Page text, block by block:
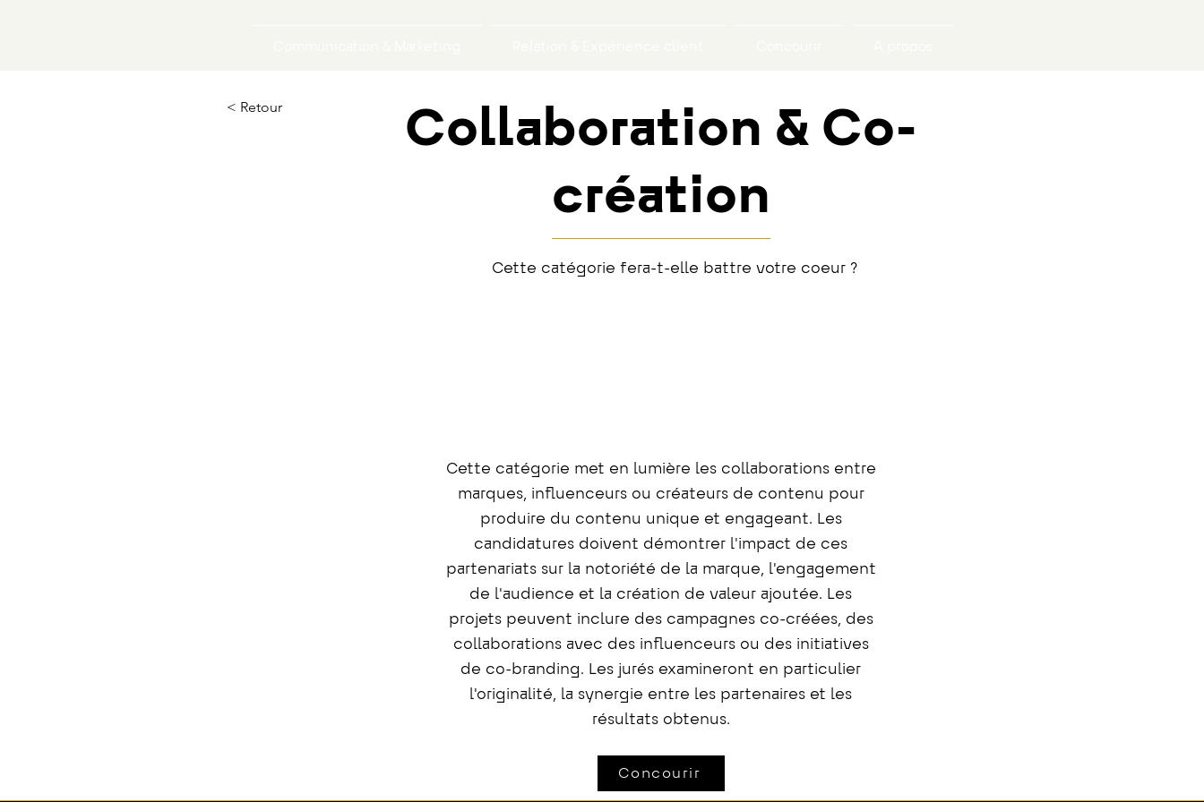
< Retour
Collaboration & Co-
création
Cette catégorie fera-t-elle battre votre coeur ?
Cette catégorie met en lumière les collaborations entre
marques, influenceurs ou créateurs de contenu pour
produire du contenu unique et engageant. Les
candidatures doivent démontrer l'impact de ces
partenariats sur la notoriété de la marque, l'engagement
de l'audience et la création de valeur ajoutée. Les
projets peuvent inclure des campagnes co-créées, des
collaborations avec des influenceurs ou des initiatives
de co-branding. Les jurés examineront en particulier
l'originalité, la synergie entre les partenaires et les
résultats obtenus.
Concourir